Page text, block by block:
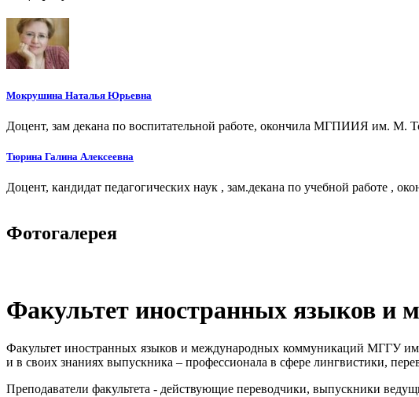
Мокрушина Наталья Юрьевна
Доцент, зам декана по воспитательной работе, окончила МГПИИЯ им. М.
Тюрина Галина Алексеевна
Доцент, кандидат педагогических наук , зам.декана по учебной работе ,
Фотогалерея
Факультет иностранных языков и
Факультет иностранных языков и международных коммуникаций МГГУ
и в своих знаниях выпускника – профессионала в сфере лингвистики,
Преподаватели факультета - действующие переводчики, выпускники